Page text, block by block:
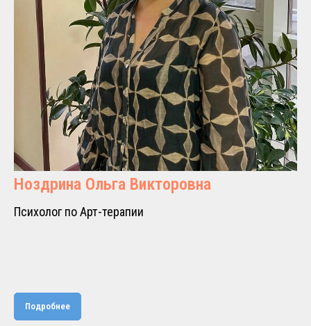
Ноздрина Ольга Викторовна
Психолог по Арт-терапии
Подробнее